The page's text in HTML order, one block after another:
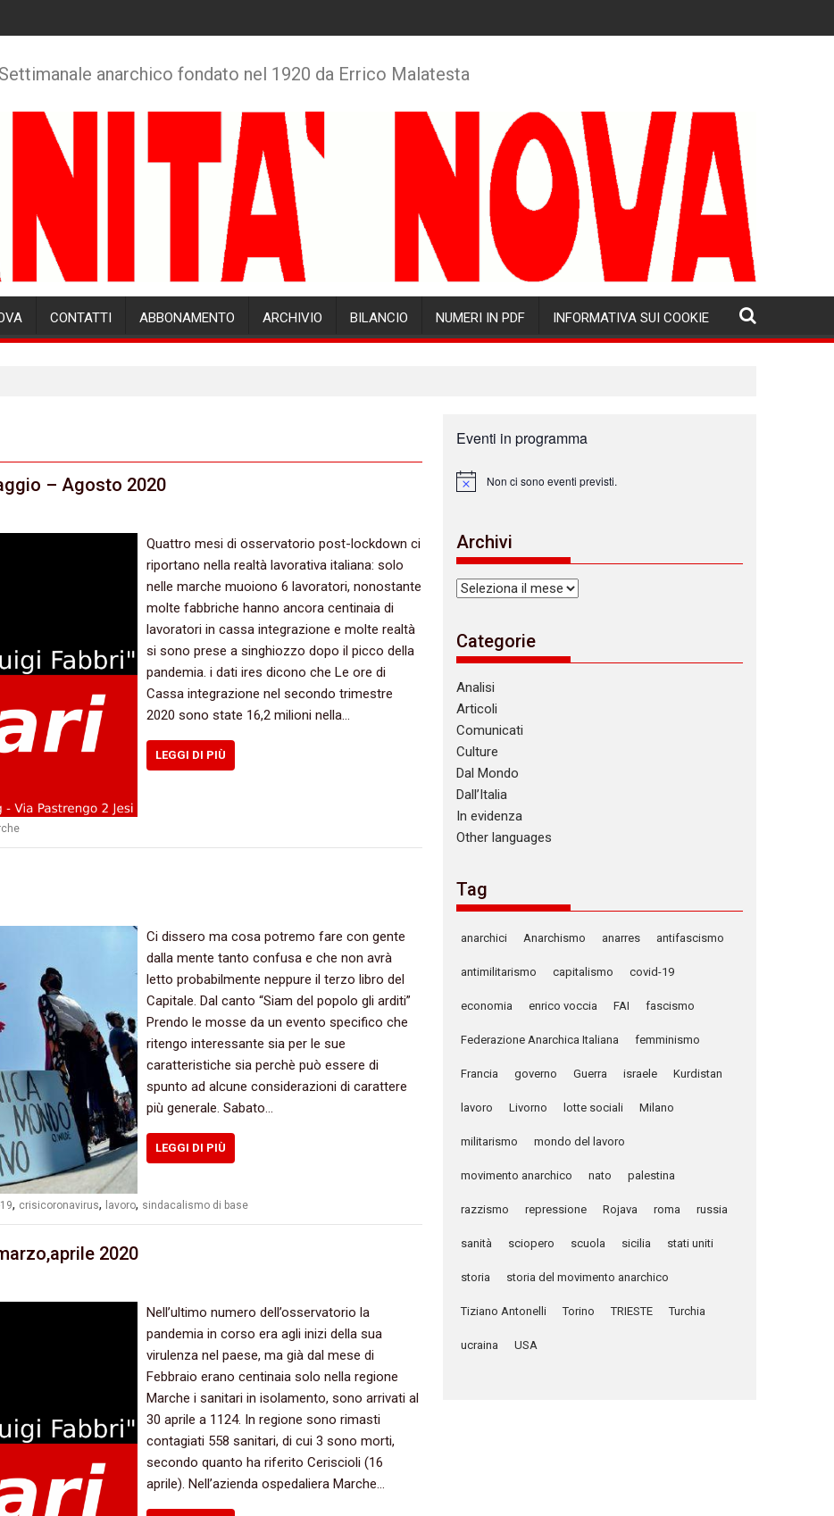
Settimanale anarchico fondato nel 1920 da Errico Malatesta
CONTATTI ABBONAMENTO ARCHIVIO BILANCIO NUMERI IN PDF INFORMATIVA SUI COOKIE
– Agosto 2020
Quattro mesi di osservatorio post-lockdown ci
riportano nella realtà lavorativa italiana: solo
nelle marche muoiono 6 lavoratori, nonostante
molte fabbriche hanno ancora centinaia di
lavoratori in cassa integrazione e molte realtà
si sono prese a singhiozzo dopo il picco della
pandemia. i dati ires dicono che Le ore di
Cassa integrazione nel secondo trimestre
2020 sono state 16,2 milioni nella…
LEGGI DI PIÙ
Ci dissero ma cosa potremo fare con gente
dalla mente tanto confusa e che non avrà
letto probabilmente neppure il terzo libro del
Capitale. Dal canto “Siam del popolo gli arditi”
Prendo le mosse da un evento specifico che
ritengo interessante sia per le sue
caratteristiche sia perchè può essere di
spunto ad alcune considerazioni di carattere
più generale. Sabato…
LEGGI DI PIÙ
, crisicoronavirus, lavoro, sindacalismo di base
2020
Nell’ultimo numero dell’osservatorio la
pandemia in corso era agli inizi della sua
virulenza nel paese, ma già dal mese di
Febbraio erano centinaia solo nella regione
Marche i sanitari in isolamento, sono arrivati al
30 aprile a 1124. In regione sono rimasti
contagiati 558 sanitari, di cui 3 sono morti,
secondo quanto ha riferito Ceriscioli (16
aprile). Nell’azienda ospedaliera Marche…
Eventi in programma
N
c
e
Non ci sono eventi previsti.
Archivi
Archivi
Categorie
Analisi
Articoli
Comunicati
Culture
Dal Mondo
Dall’Italia
In evidenza
Other languages
Tag
anarchici Anarchismo anarres antifascismo
antimilitarismo capitalismo covid-19
economia enrico voccia FAI fascismo
Federazione Anarchica Italiana femminismo
Francia governo Guerra israele Kurdistan
lavoro Livorno lotte sociali Milano
militarismo mondo del lavoro
movimento anarchico nato palestina
razzismo repressione Rojava roma russia
sanità sciopero scuola sicilia stati uniti
storia storia del movimento anarchico
Tiziano Antonelli Torino TRIESTE Turchia
ucraina USA